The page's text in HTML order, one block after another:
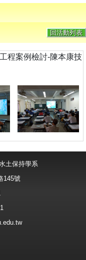
回活動列表
程案例檢討-陳本康技
土保持學系
145號